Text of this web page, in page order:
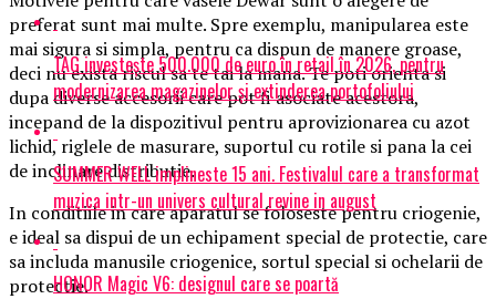
preferat sunt mai multe. Spre exemplu, manipularea este
mai sigura si simpla, pentru ca dispun de manere groase,
deci nu exista riscul sa te tai la mana. Te poti orienta si
dupa diverse accesorii care pot fi asociate acestora,
incepand de la dispozitivul pentru aprovizionarea cu azot
lichid, riglele de masurare, suportul cu rotile si pana la cei
de inclinare distributie.
In conditiile in care aparatul se foloseste pentru criogenie,
e ideal sa dispui de un echipament special de protectie, care
sa includa manusile criogenice, sortul special si ochelarii de
protectie.
TAG investește 500.000 de euro în retail în 2026, pentru
modernizarea magazinelor și extinderea portofoliului
SUMMER WELL implineste 15 ani. Festivalul care a transformat
muzica intr-un univers cultural revine in august
HONOR Magic V6: designul care se poartă